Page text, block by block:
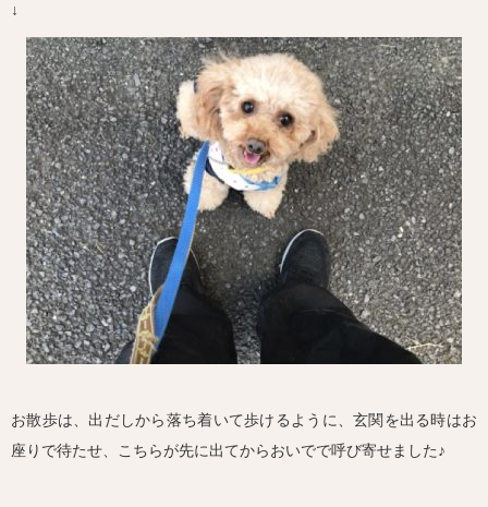
↓
お散歩は、出だしから落ち着いて歩けるように、玄関を出る時はお
座りで待たせ、こちらが先に出てからおいでで呼び寄せました♪